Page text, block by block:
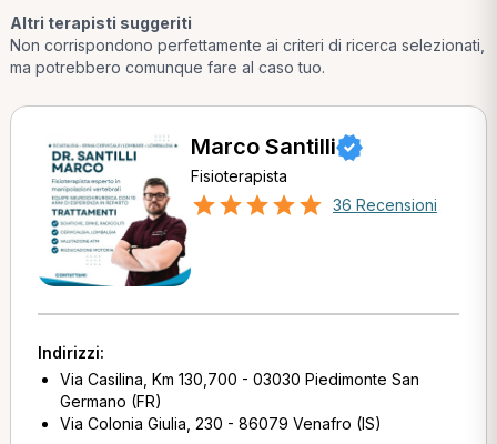
Altri terapisti suggeriti
Non corrispondono perfettamente ai criteri di ricerca selezionati,
ma potrebbero comunque fare al caso tuo.
Marco Santilli
Fisioterapista
36 Recensioni
Indirizzi:
Via Casilina, Km 130,700 - 03030 Piedimonte San
Germano (FR)
Via Colonia Giulia, 230 - 86079 Venafro (IS)